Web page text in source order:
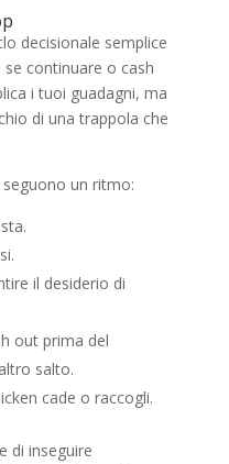
decisionale semplice
continuare o cash
i tuoi guadagni, ma
di una trappola che
un ritmo:
il desiderio di
out prima del
salto.
cade o raccogli.
di inseguire